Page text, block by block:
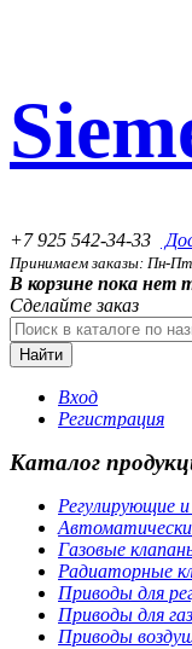
+7 925 542-34-33
Принимаем заказы: Пн-
В корзине пока нет
Сделайте заказ
Найти
Вход
Регистрация
Каталог
Регулирующие
Газовые
Радиаторные
Приводы для
Приводы для
Приводы